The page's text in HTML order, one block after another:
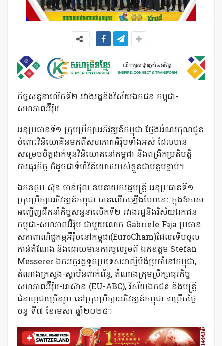
កិច្ចសន្ទនាលើកទី២ រវាងរដ្ឋនិងវិស័យឯកជន កម្ពុជា-
សហភាពអ៊ឺរ៉ុប
អនុប្រធានទី១ ក្រុមប្រឹក្សាអភិវឌ្ឍន៍កម្ពុជា ថ្លែងអំណរគុណជូន
ចំពោះវិនិយោគិនមកពីសហភាពអឺរ៉ុបទាំងអស់ ដែលបាន
សម្រេចចិត្តដាក់ទុនវិនិយោគនៅកម្ពុជា និងពង្រីកប្រតិបត្តិ
ការធុរកិច្ច ក៏ដូចជាទំហំវិនិយោគរបស់ខ្លួនជាបន្តបន្ទាប់។
ឯកឧត្ដម ស៊ុន ចាន់ថុល ឧបនាយករដ្ឋមន្រ្តី អនុប្រធានទី១
ក្រុមប្រឹក្សាអភិវឌ្ឍន៍កម្ពុជា បានលើកឡើងបែបនេះ ក្នុងឱកាស
អញ្ជើញដឹកនាំកិច្ចសន្ទនាលើកទី២ រវាងរដ្ឋនិងវិស័យឯកជន
កម្ពុជា-សហភាពអ៊ឺរ៉ុប ជាមួយលោក Gabriele Faja ប្រធាន
សភាពាណិជ្ជកម្មអឺរ៉ុបនៅកម្ពុជា(EuroCham)ដែលទើបចូល
កាន់តំណែង និងដោយមានការចូលរួមពី ឯកឧត្តម Stefan
Messerer ឯកអគ្គរដ្ឋទូតប្រទេសអាល្លឺម៉ង់ប្រចាំនៅកម្ពុជា,
តំណាងក្រសួង-ស្ថាប័នពាក់ព័ន្ធ, តំណាងក្រុមប្រឹក្សាធុរកិច្ច
សហភាពអ៊ឺរ៉ុប-អាស៊ាន (EU-ABC), វិស័យឯកជន និងមន្ត្រី
ជំនាញជាច្រើនរូប នៅក្រុមប្រឹក្សាអភិវឌ្ឍន៍កម្ពុជា នាព្រឹកថ្ងៃ
ចន្ទ ទី៧ ខែមេសា ឆ្នាំ២០២៥។